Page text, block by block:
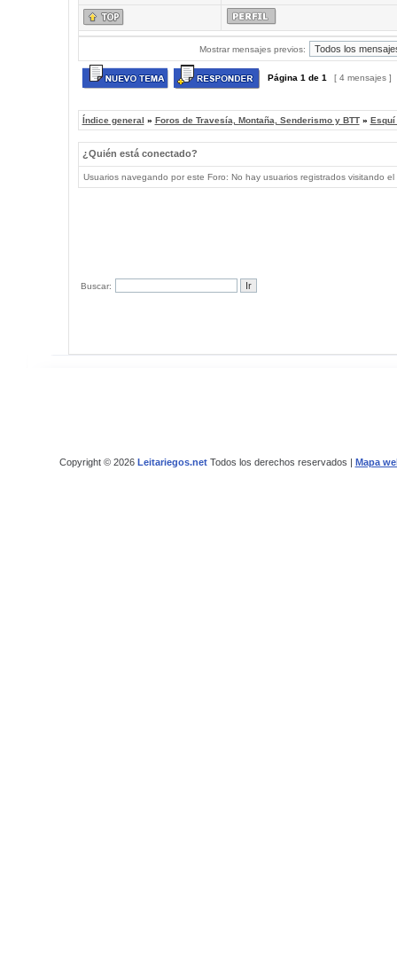
Mostrar mensajes previos:
Página 1 de 1 [ 4 mensajes ]
Índice general » Foros de Travesía, Montaña, Senderismo y BTT» Esquí
¿Quién está conectado?
Usuarios navegando por este Foro: No hay usuarios registrados visitando el
Buscar:
Copyright © 2026 Leitariegos.netTodos los derechos reservados | Mapa